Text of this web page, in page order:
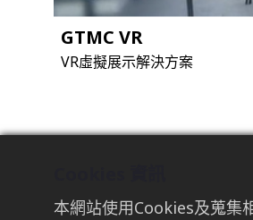
GTMC VR
VR虛擬展示解決方案
本網站使用Cookies及蒐集